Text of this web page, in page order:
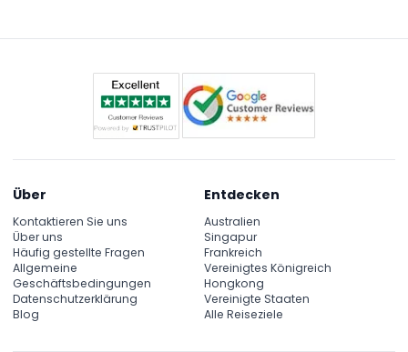
Über
Kontaktieren Sie uns
Über uns
Häufig gestellte Fragen
Allgemeine
Geschäftsbedingungen
Datenschutzerklärung
Blog
Entdecken
Australien
Singapur
Frankreich
Vereinigtes Königreich
Hongkong
Vereinigte Staaten
Alle Reiseziele